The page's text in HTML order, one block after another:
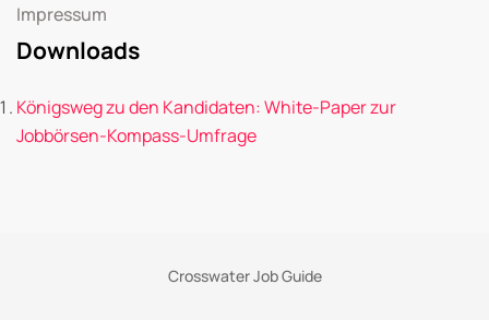
Impressum
Downloads
Königsweg zu den Kandidaten: White-Paper zur
Jobbörsen-Kompass-Umfrage
Crosswater Job Guide